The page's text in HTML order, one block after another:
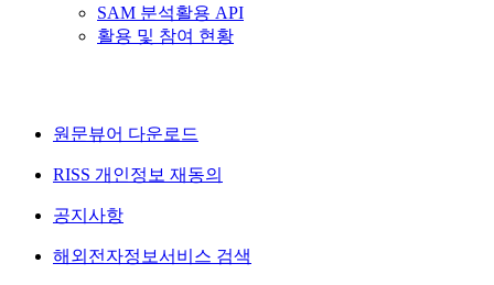
SAM 분석활용 API
활용 및 참여 현황
원문뷰어 다운로드
RISS 개인정보 재동의
공지사항
해외전자정보서비스 검색